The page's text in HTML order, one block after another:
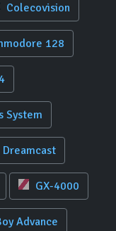
Colecovision
128
System
Dreamcast
GX-4000
Advance